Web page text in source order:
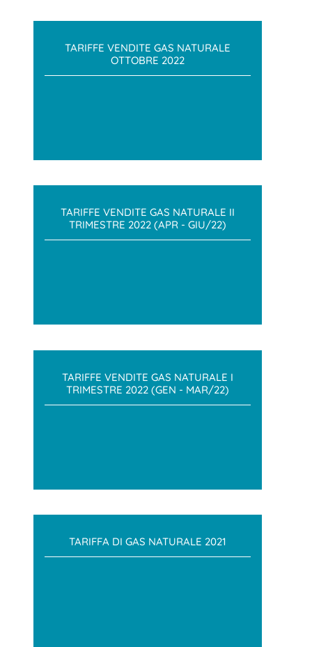
TARIFFE VENDITE GAS NATURALE
OTTOBRE 2022
TARIFFE VENDITE GAS NATURALE II
TRIMESTRE 2022 (APR - GIU/22)
TARIFFE VENDITE GAS NATURALE I
TRIMESTRE 2022 (GEN - MAR/22)
TARIFFA DI GAS NATURALE 2021